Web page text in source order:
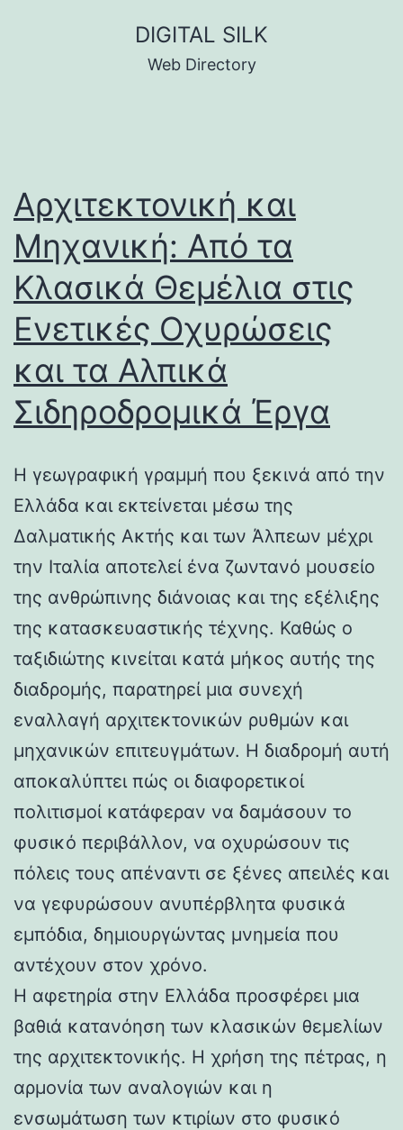
DIGITAL SILK
Web Directory
Αρχιτεκτονική και
Μηχανική: Από τα
Κλασικά Θεμέλια στις
Ενετικές Οχυρώσεις
και τα Αλπικά
Σιδηροδρομικά Έργα
Η γεωγραφική γραμμή που ξεκινά από την
Ελλάδα και εκτείνεται μέσω της
Δαλματικής Ακτής και των Άλπεων μέχρι
την Ιταλία αποτελεί ένα ζωντανό μουσείο
της ανθρώπινης διάνοιας και της εξέλιξης
της κατασκευαστικής τέχνης. Καθώς ο
ταξιδιώτης κινείται κατά μήκος αυτής της
διαδρομής, παρατηρεί μια συνεχή
εναλλαγή αρχιτεκτονικών ρυθμών και
μηχανικών επιτευγμάτων. Η διαδρομή αυτή
αποκαλύπτει πώς οι διαφορετικοί
πολιτισμοί κατάφεραν να δαμάσουν το
φυσικό περιβάλλον, να οχυρώσουν τις
πόλεις τους απέναντι σε ξένες απειλές και
να γεφυρώσουν ανυπέρβλητα φυσικά
εμπόδια, δημιουργώντας μνημεία που
αντέχουν στον χρόνο.
Η αφετηρία στην Ελλάδα προσφέρει μια
βαθιά κατανόηση των κλασικών θεμελίων
της αρχιτεκτονικής. Η χρήση της πέτρας, η
αρμονία των αναλογιών και η
ενσωμάτωση των κτιρίων στο φυσικό